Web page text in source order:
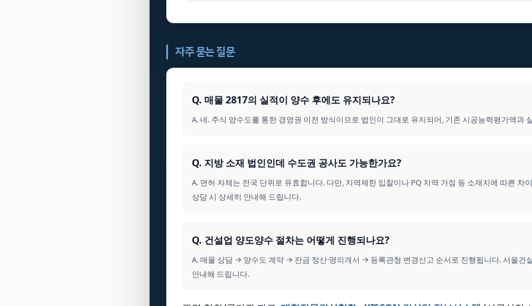
자주 묻는 질문
Q. 매물 2817의 실적이 양수 후에도 유지되나요?
A. 네. 주식 양수도를 통한 경영권 이전 방식이므로 법인이 그대로 유지되어, 기존 시공능력평가액과
Q. 지방 소재 법인인데 수도권 공사도 가능한가요?
A. 면허 자체는 전국 단위로 유효합니다. 다만, 지역제한 입찰이나 PQ 지역 가점 등 소재지에 따른 차
상담 시 상세히 안내해 드립니다.
Q. 건설업 양도양수 절차는 어떻게 진행되나요?
A. 매물 상담 → 양수도 계약 → 잔금 정산·명의개서 → 등록관청 변경신고 순서로 진행됩니다. 서울건
안내해 드립니다.